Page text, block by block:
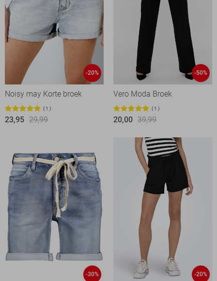
-20%
Noisy may Korte broek
1
23,95 29,99
-50%
Vero Moda Broek
1
20,00 39,99
-30% -20%